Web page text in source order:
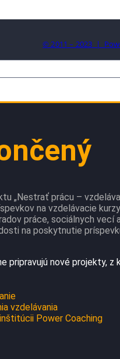
© 2011 – 2023 |
„Nestrať prácu –
na vzdelávacie
práce, sociálnych vecí
na poskytnutie
pripravujú nové projekty, z
vzdelávania
Power Coaching